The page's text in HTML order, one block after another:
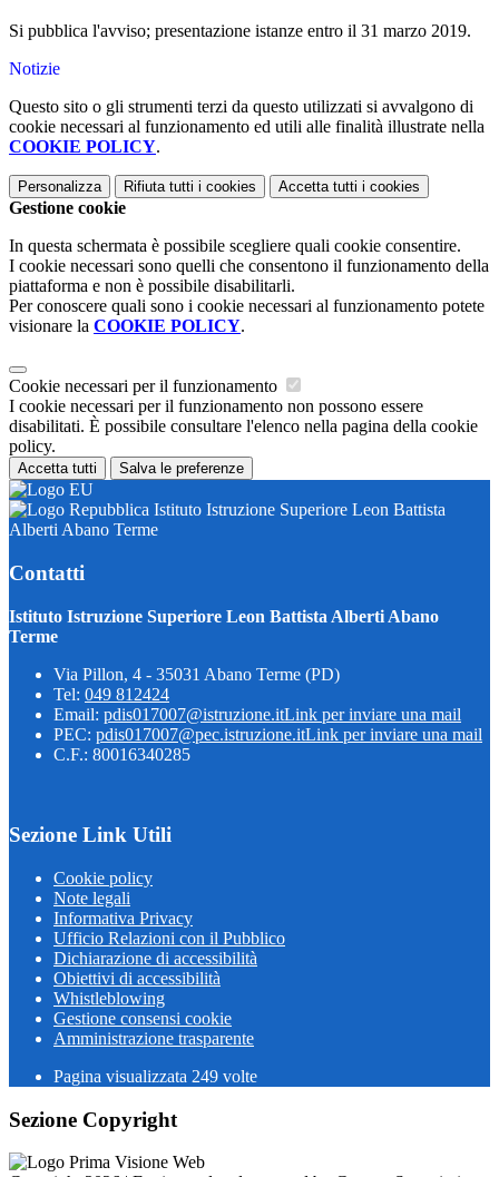
Si pubblica l'avviso; presentazione istanze entro il 31 marzo 2019.
Notizie
Questo sito o gli strumenti terzi da questo utilizzati si avvalgono di
cookie necessari al funzionamento ed utili alle finalità illustrate nella
COOKIE POLICY.
Personalizza Rifiuta tutti i cookies Accetta tutti i cookies
Gestione cookie
In questa schermata è possibile scegliere quali cookie consentire.
I cookie necessari sono quelli che consentono il funzionamento della
piattaforma e non è possibile disabilitarli.
Per conoscere quali sono i cookie necessari al funzionamento potete
visionare la COOKIE POLICY.
Cookie necessari per il funzionamento
I cookie necessari per il funzionamento non possono essere
disabilitati. È possibile consultare l'elenco nella pagina della cookie
policy.
Accetta tutti Salva le preferenze
Istituto Istruzione Superiore Leon Battista
Alberti Abano Terme
Contatti
Istituto Istruzione Superiore Leon Battista Alberti Abano
Terme
Via Pillon, 4 - 35031 Abano Terme (PD)
Tel: 049 812424
Email: pdis017007@istruzione.itLink per inviare una mail
PEC: pdis017007@pec.istruzione.itLink per inviare una mail
C.F.: 80016340285
Sezione Link Utili
Cookie policy
Note legali
Informativa Privacy
Ufficio Relazioni con il Pubblico
Dichiarazione di accessibilità
Obiettivi di accessibilità
Whistleblowing
Gestione consensi cookie
Amministrazione trasparente
Pagina visualizzata 249 volte
Sezione Copyright